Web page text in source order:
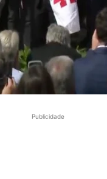
Publicidade